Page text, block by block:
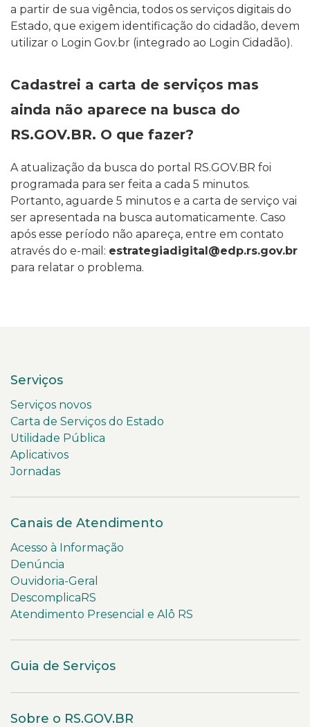
a partir de sua vigência, todos os serviços digitais do
Estado, que exigem identificação do cidadão, devem
utilizar o Login Gov.br (integrado ao Login Cidadão).
Cadastrei a carta de serviços mas
ainda não aparece na busca do
RS.GOV.BR. O que fazer?
A atualização da busca do portal RS.GOV.BR foi
programada para ser feita a cada 5 minutos.
Portanto, aguarde 5 minutos e a carta de serviço vai
ser apresentada na busca automaticamente. Caso
após esse período não apareça, entre em contato
através do e-mail: estrategiadigital@edp.rs.gov.br
para relatar o problema.
Serviços
Serviços novos
Carta de Serviços do Estado
Utilidade Pública
Aplicativos
Jornadas
Canais de Atendimento
Acesso à Informação
Denúncia
Ouvidoria-Geral
DescomplicaRS
Atendimento Presencial e Alô RS
Guia de Serviços
Sobre o RS.GOV.BR